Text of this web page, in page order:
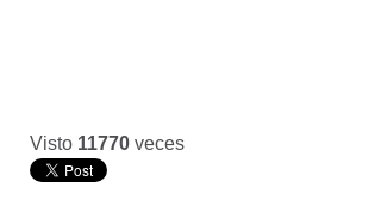
Visto 11770 veces